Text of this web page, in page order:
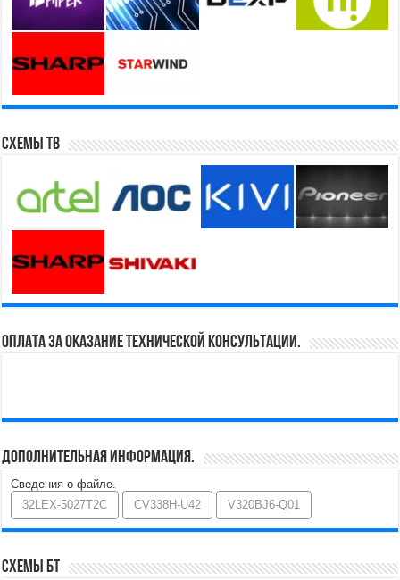
Схемы ТВ
Оплата за оказание технической консультации.
Дополнительная информация.
Сведения о файле.
32LEX-5027T2C
CV338H-U42 V320BJ6-Q01
Схемы БТ